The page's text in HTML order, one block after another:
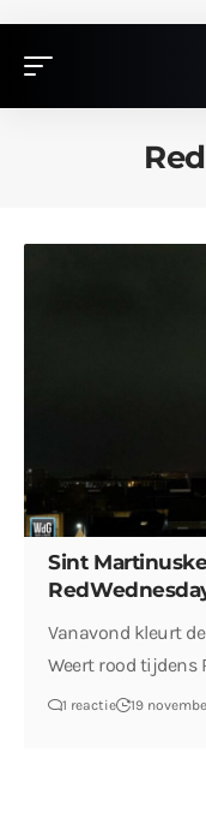
Sint
Vanavond kleurt
Weert rood tijdens
1 reactie 19